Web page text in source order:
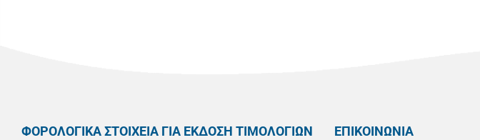
ΦΟΡΟΛΟΓΙΚΑ ΣΤΟΙΧΕΙΑ ΓΙΑ ΕΚΔΟΣΗ ΤΙΜΟΛΟΓΙΩΝ ΕΠΙΚΟΙΝΩΝΙΑ